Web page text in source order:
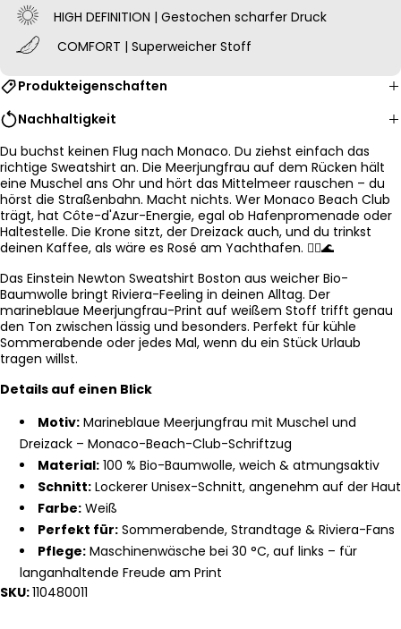
HIGH DEFINITION | Gestochen scharfer Druck
COMFORT | Superweicher Stoff
Produkteigenschaften
Nachhaltigkeit
Du buchst keinen Flug nach Monaco. Du ziehst einfach das
richtige Sweatshirt an. Die Meerjungfrau auf dem Rücken hält
eine Muschel ans Ohr und hört das Mittelmeer rauschen – du
hörst die Straßenbahn. Macht nichts. Wer Monaco Beach Club
trägt, hat Côte-d'Azur-Energie, egal ob Hafenpromenade oder
Haltestelle. Die Krone sitzt, der Dreizack auch, und du trinkst
deinen Kaffee, als wäre es Rosé am Yachthafen. 🧜‍♀️🌊
Das Einstein Newton Sweatshirt Boston aus weicher Bio-
Baumwolle bringt Riviera-Feeling in deinen Alltag. Der
marineblaue Meerjungfrau-Print auf weißem Stoff trifft genau
den Ton zwischen lässig und besonders. Perfekt für kühle
Sommerabende oder jedes Mal, wenn du ein Stück Urlaub
tragen willst.
Details auf einen Blick
Motiv: Marineblaue Meerjungfrau mit Muschel und
Dreizack – Monaco-Beach-Club-Schriftzug
Material: 100 % Bio-Baumwolle, weich & atmungsaktiv
Schnitt: Lockerer Unisex-Schnitt, angenehm auf der Haut
Farbe: Weiß
Perfekt für: Sommerabende, Strandtage & Riviera-Fans
Pflege: Maschinenwäsche bei 30 °C, auf links – für
langanhaltende Freude am Print
SKU:110480011